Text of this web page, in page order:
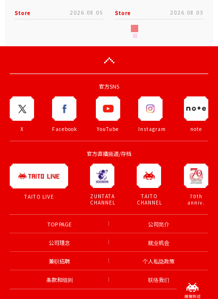
Store 2026.08.05 Store 2026.08.03
官方SNS
X Facebook YouTube Instagram note
官方直播频道/存档
TAITO LIVE
ZUNTATA
CHANNEL
TAITO
CHANNEL
70th
anniv.
TOP PAGE 公司简介
公司理念 就业机会
兼职招聘 个人私隐政策
条款和细则 联络我们